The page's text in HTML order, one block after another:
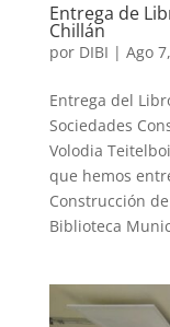
Entrega de
Chillán
por DIBI | Ago
Entrega del
Sociedades
Volodia
que hemos
Construcción
Biblioteca